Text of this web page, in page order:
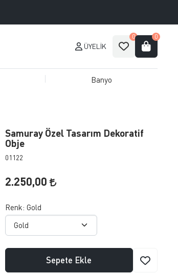
ÜYELIK
0 0
Banyo
Samuray Özel Tasarım Dekoratif
Obje
01122
2.250,00
Renk: Gold
Sepete Ekle